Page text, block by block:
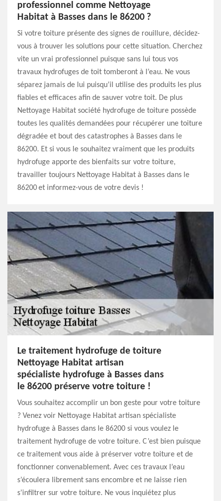
professionnel comme Nettoyage
Habitat à Basses dans le 86200 ?
Si votre toiture présente des signes de rouillure, décidez-
vous à trouver les solutions pour cette situation. Cherchez
vite un vrai professionnel puisque sans lui tous vos
travaux hydrofuges de toit tomberont à l’eau. Ne vous
séparez jamais de lui puisqu’il utilise des produits les plus
fiables et efficaces afin de sauver votre toit. De plus
Nettoyage Habitat société hydrofuge de toiture possède
toutes les qualités demandées pour récupérer une toiture
dégradée et bout des catastrophes à Basses dans le
86200. Et si vous le souhaitez vraiment que les produits
hydrofuge apporte des bienfaits sur votre toiture,
travailler toujours Nettoyage Habitat à Basses dans le
86200 et informez-vous de votre devis !
Le traitement hydrofuge de toiture
Nettoyage Habitat artisan
spécialiste hydrofuge à Basses dans
le 86200 préserve votre toiture !
Vous souhaitez accomplir un bon geste pour votre toiture
? Venez voir Nettoyage Habitat artisan spécialiste
hydrofuge à Basses dans le 86200 si vous voulez le
traitement hydrofuge de votre toiture. C’est bien puisque
ce traitement vous aide à préserver votre toiture et de
fonctionner convenablement. Avec ces travaux l’eau
s’écoulera librement sans encombre et ne laisse rien
s’infiltrer sur votre toiture. Ne vous inquiétez plus